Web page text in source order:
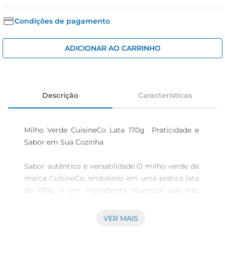
Condições de pagamento
ADICIONAR AO CARRINHO
Descrição Características
Milho Verde CuisineCo Lata 170g  Praticidade e
Sabor em Sua Cozinha
Sabor autêntico e versatilidade O milho verde da
marca CuisineCo, embalado em uma prática lata
de 170g, é um ingrediente essencial que traz
selecionados, este milho verde é ideal para
VER MAIS
iogurte
papel higiênico